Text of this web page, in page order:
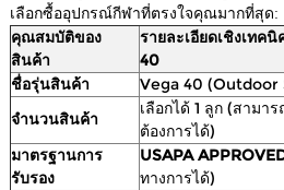
เลือกซื้ออุปกรณ์กีฬาที่ตรงใจคุณมากที่สุด:
คุณสมบัติของ
สินค้า
รายละเอียดเชิงเทค
40
ชื่อรุ่นสินค้า
Vega 40 (Outdoor
จำนวนสินค้า
เลือกได้ 1 ลูก (สามา
ต้องการได้)
มาตรฐานการ
รับรอง
USAPA
ทางการได้)